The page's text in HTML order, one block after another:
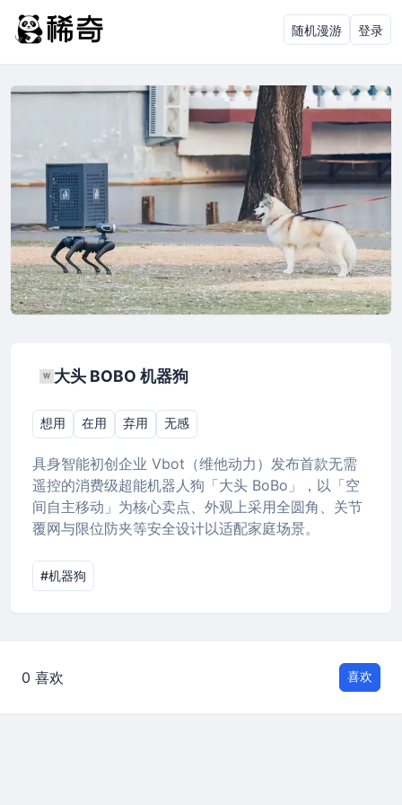
随机漫游 登录
大头 BOBO 机器狗
想用 在用 弃用 无感
具身智能初创企业 Vbot（维他动力）发布首款无需
遥控的消费级超能机器人狗「大头 BoBo」，以「空
间自主移动」为核心卖点、外观上采用全圆角、关节
覆网与限位防夹等安全设计以适配家庭场景。
#机器狗
0 喜欢 喜欢